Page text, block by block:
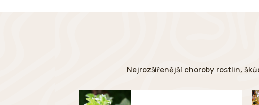
Nejrozšířenější choroby rostlin,